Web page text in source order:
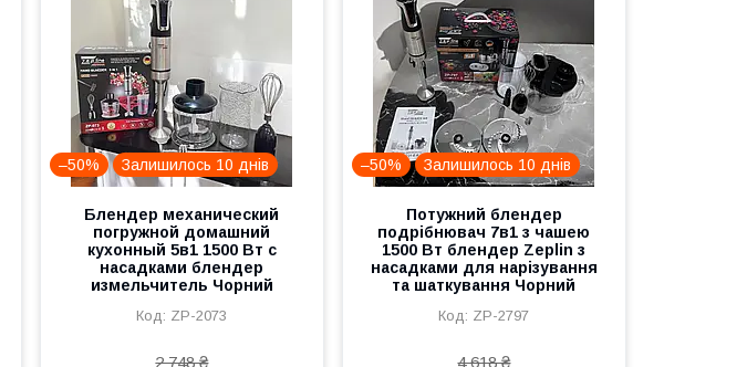
–50% Залишилось 10 днів
Блендер механический
погружной домашний
кухонный 5в1 1500 Вт с
насадками блендер
измельчитель Чорний
ZP-2073
2 748 ₴
–50% Залишилось 10 днів
Потужний блендер
подрібнювач 7в1 з чашею
1500 Вт блендер Zeplin з
насадками для нарізування
та шаткування Чорний
ZP-2797
4 618 ₴